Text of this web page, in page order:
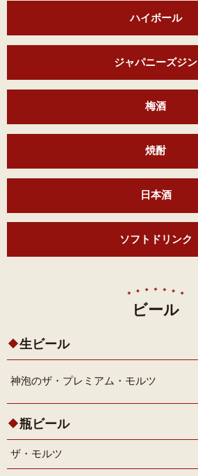
ハイボール
ジャパニーズジン
梅酒
焼酎
日本酒
ソフトドリンク
ビール
生ビール
神泡のザ・プレミアム・モルツ
瓶ビール
ザ・モルツ